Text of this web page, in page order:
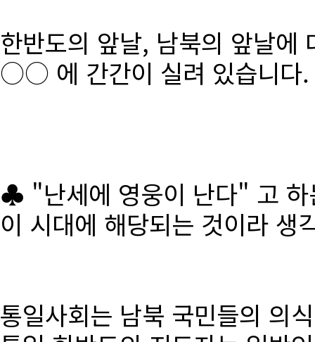
한반도의 앞날, 남북의 앞날에
○○ 에 간간이 실려 있습니다.
♣ "난세에 영웅이 난다" 고 하
이 시대에 해당되는 것이라 생
통일사회는 남북 국민들의 의